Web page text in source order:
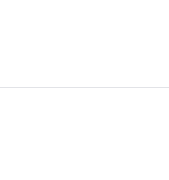
영장 | 전용 주방 | 미니 냉장고, 전
빌